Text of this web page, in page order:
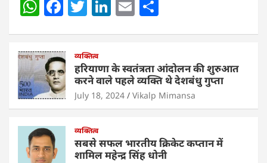
W
at
s
A
p
p
F
c
e
b
o
o
T
er
Li
e
dI
n
E
l e
व्यक्तित्व
हरियाणा के स्वतंत्रता आंदोलन की शुरुआत
करने वाले पहले व्यक्ति थे देशबंधु गुप्ता
July 18, 2024 Vikalp Mimansa
व्यक्तित्व
सबसे सफल भारतीय क्रिकेट कप्तान में
शामिल महेन्द्र सिंह धोनी